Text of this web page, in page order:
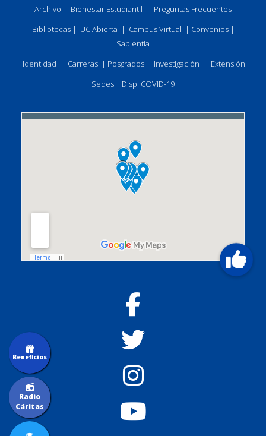
Archivo | Bienestar Estudiantil | Preguntas Frecuentes
Bibliotecas| UC Abierta | Campus Virtual | Convenios|
Sapientia
Identidad | Carreras | Posgrados | Investigación | Extensión
Sedes | Disp. COVID-19
Radio
Cáritas
Beneficios